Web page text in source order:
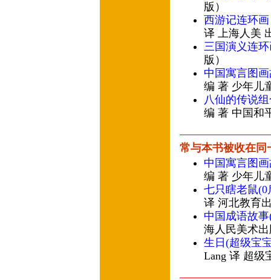
版）
西游记连环
译 上海人美
三国演义连
版）
中国寓言图
编 著 少年儿
八仙的传说
编 著 中国和
常与本书被收在同
中国寓言图
编 著 少年儿
七只瞎老鼠
译 河北教育
中国成语故
海人民美术
生日(超级宝
Lang 译 超级